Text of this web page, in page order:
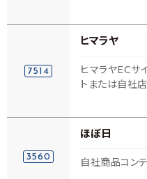
7514
ヒマラヤ
ヒマラヤECサ
トまたは自社
3560
ほぼ日
自社商品コン